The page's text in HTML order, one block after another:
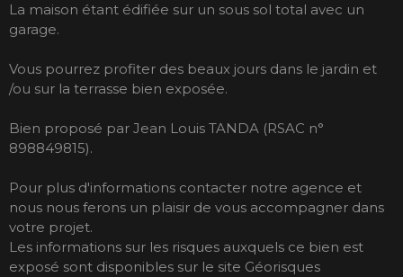
La maison étant édifiée sur un sous sol total avec un
garage.
Vous pourrez profiter des beaux jours dans le jardin et
/ou sur la terrasse bien exposée.
Bien proposé par Jean Louis TANDA (RSAC n°
898849815).
Pour plus d'informations contacter notre agence et
nous nous ferons un plaisir de vous accompagner dans
votre projet.
Les informations sur les risques auxquels ce bien est
exposé sont disponibles sur le site Géorisques